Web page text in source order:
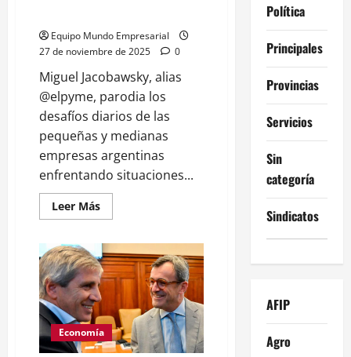
Equipo Mundo Empresarial
27 de noviembre de 2025
0
Miguel Jacobawsky, alias
@elpyme, parodia los
desafíos diarios de las
pequeñas y medianas
empresas argentinas
enfrentando situaciones...
Leer MásLeer
más
¿De
qué
lado
estás?
¿PYME
o
CEO?
Economía
Política
Principales
Provincias
Servicios
Sin
categoría
Sindicatos
AFIP
Agro